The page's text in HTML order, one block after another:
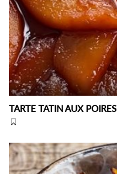
TARTE TATIN AUX POIRES